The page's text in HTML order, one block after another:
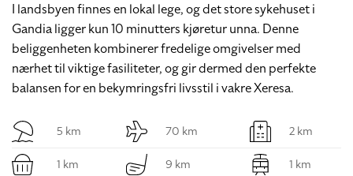
I landsbyen finnes en lokal lege, og det store sykehuset i
Gandia ligger kun 10 minutters kjøretur unna. Denne
beliggenheten kombinerer fredelige omgivelser med
nærhet til viktige fasiliteter, og gir dermed den perfekte
balansen for en bekymringsfri livsstil i vakre Xeresa.
5 km 70 km 2 km
1 km 9 km 1 km